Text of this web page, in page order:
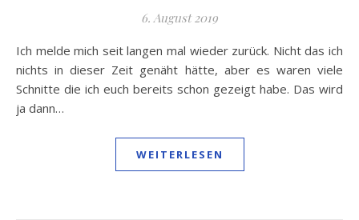
6. August 2019
Ich melde mich seit langen mal wieder zurück. Nicht das ich
nichts in dieser Zeit genäht hätte, aber es waren viele
Schnitte die ich euch bereits schon gezeigt habe. Das wird
ja dann…
WEITERLESEN